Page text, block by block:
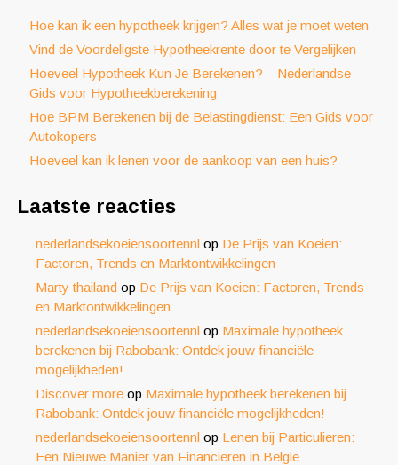
Hoe kan ik een hypotheek krijgen? Alles wat je moet weten
Vind de Voordeligste Hypotheekrente door te Vergelijken
Hoeveel Hypotheek Kun Je Berekenen? – Nederlandse
Gids voor Hypotheekberekening
Hoe BPM Berekenen bij de Belastingdienst: Een Gids voor
Autokopers
Hoeveel kan ik lenen voor de aankoop van een huis?
Laatste reacties
nederlandsekoeiensoortennl op De Prijs van Koeien:
Factoren, Trends en Marktontwikkelingen
Marty thailand op De Prijs van Koeien: Factoren, Trends
en Marktontwikkelingen
nederlandsekoeiensoortennl op Maximale hypotheek
berekenen bij Rabobank: Ontdek jouw financiële
mogelijkheden!
Discover more op Maximale hypotheek berekenen bij
Rabobank: Ontdek jouw financiële mogelijkheden!
nederlandsekoeiensoortennl op Lenen bij Particulieren:
Een Nieuwe Manier van Financieren in België